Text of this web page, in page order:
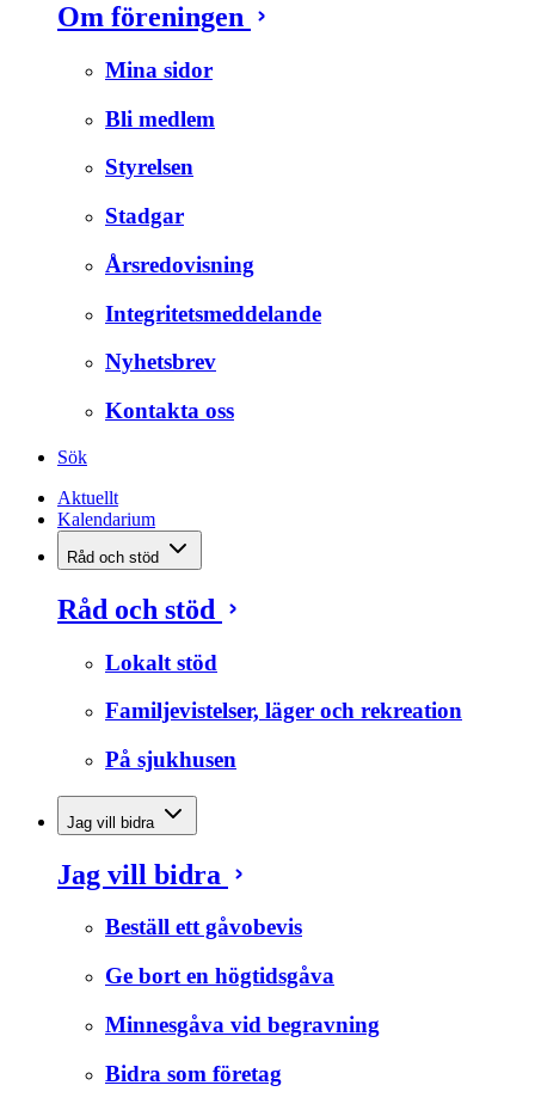
Om föreningen
Mina sidor
Bli medlem
Styrelsen
Stadgar
Årsredovisning
Integritetsmeddelande
Nyhetsbrev
Kontakta oss
Sök
Aktuellt
Kalendarium
Råd och stöd
Råd och stöd
Lokalt stöd
Familjevistelser, läger och rekreation
På sjukhusen
Jag vill bidra
Jag vill bidra
Beställ ett gåvobevis
Ge bort en högtidsgåva
Minnesgåva vid begravning
Bidra som företag